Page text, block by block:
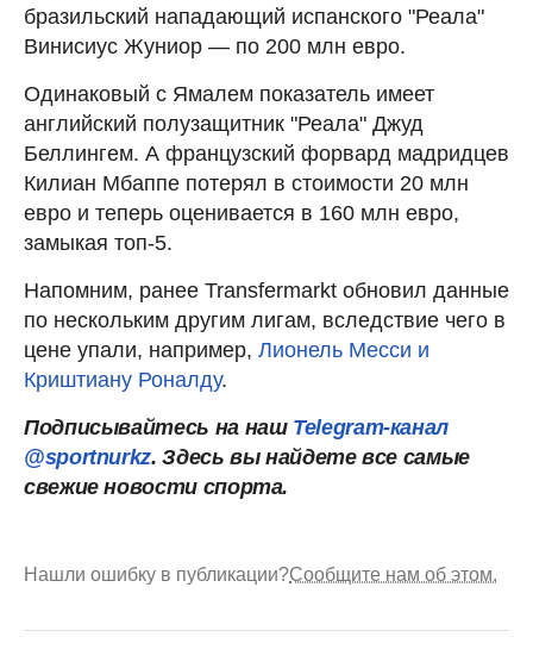
бразильский нападающий испанского "Реала"
Винисиус Жуниор — по 200 млн евро.
Одинаковый с Ямалем показатель имеет
английский полузащитник "Реала" Джуд
Беллингем. А французский форвард мадридцев
Килиан Мбаппе потерял в стоимости 20 млн
евро и теперь оценивается в 160 млн евро,
замыкая топ-5.
Напомним, ранее Transfermarkt обновил данные
по нескольким другим лигам, вследствие чего в
цене упали, например, Лионель Месси и
Криштиану Роналду.
Подписывайтесь на наш Telegram-канал
@sportnurkz. Здесь вы найдете все самые
свежие новости спорта.
Нашли ошибку в публикации?Сообщите нам об этом.